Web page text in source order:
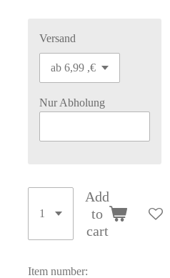
Versand
Nur Abholung
Add
to
cart
Item number: